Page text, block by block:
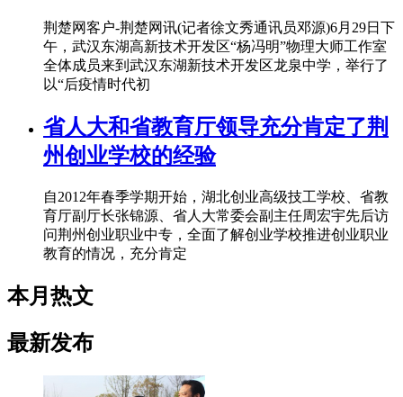
荆楚网客户-荆楚网讯(记者徐文秀通讯员邓源)6月29日下
午，武汉东湖高新技术开发区“杨冯明”物理大师工作室
全体成员来到武汉东湖新技术开发区龙泉中学，举行了
以“后疫情时代初
省人大和省教育厅领导充分肯定了荆
州创业学校的经验
自2012年春季学期开始，湖北创业高级技工学校、省教
育厅副厅长张锦源、省人大常委会副主任周宏宇先后访
问荆州创业职业中专，全面了解创业学校推进创业职业
教育的情况，充分肯定
本月热文
最新发布